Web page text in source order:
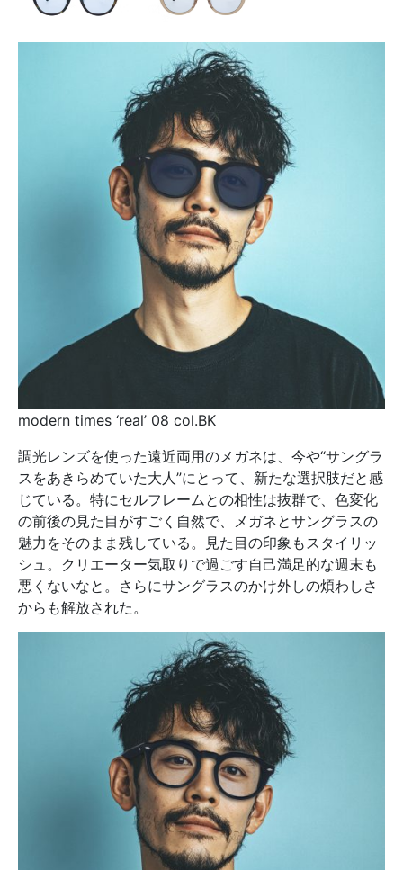
modern times ‘real’ 08 col.BK
調光レンズを使った遠近両用のメガネは、今や“サングラ
スをあきらめていた大人”にとって、新たな選択肢だと感
じている。特にセルフレームとの相性は抜群で、色変化
の前後の見た目がすごく自然で、メガネとサングラスの
魅力をそのまま残している。見た目の印象もスタイリッ
シュ。クリエーター気取りで過ごす自己満足的な週末も
悪くないなと。さらにサングラスのかけ外しの煩わしさ
からも解放された。